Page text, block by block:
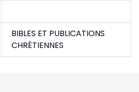
BIBLES ET PUBLICATIONS
CHRÉTIENNES